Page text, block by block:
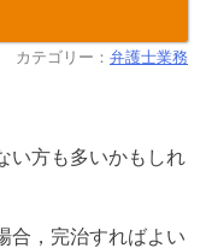
カテゴリー： 弁護士業務
い方も多いかもしれ
合，完治すればよい